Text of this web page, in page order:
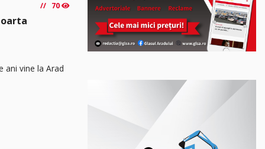
70
ani vine la Arad